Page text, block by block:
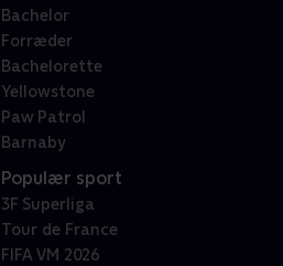
Bachelor
Forræder
Bachelorette
Yellowstone
Paw Patrol
Barnaby
Populær sport
3F Superliga
Tour de France
FIFA VM 2026